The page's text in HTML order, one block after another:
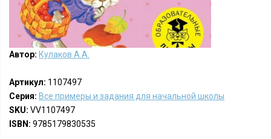
Автор: Кулаков А.А.
Артикул: 1107497
Серия: Все примеры и задания для начальной школы
SKU: VV1107497
ISBN: 9785179830535